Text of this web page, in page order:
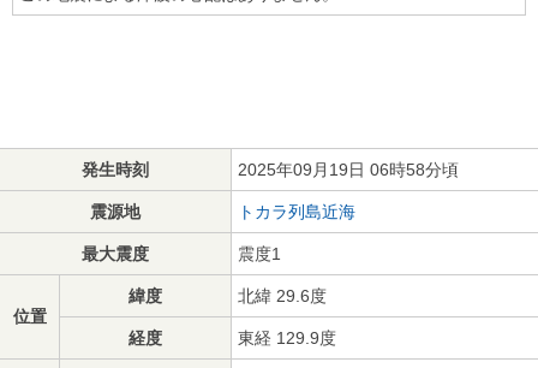
発生時刻 2025年09月19日 06時58分頃
震源地 トカラ列島近海
最大震度 震度1
位置
緯度 北緯 29.6度
経度 東経 129.9度